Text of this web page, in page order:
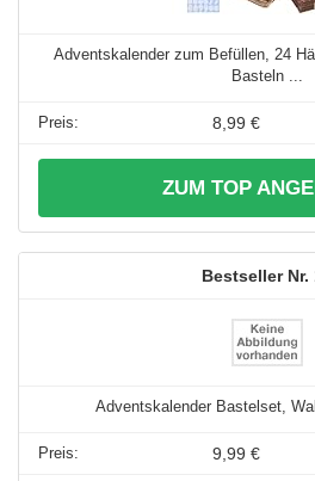
Adventskalender zum Befüllen, 24
Basteln ...
8,99 €
ZUM TOP
Adventskalender Bastelset,
9,99 €